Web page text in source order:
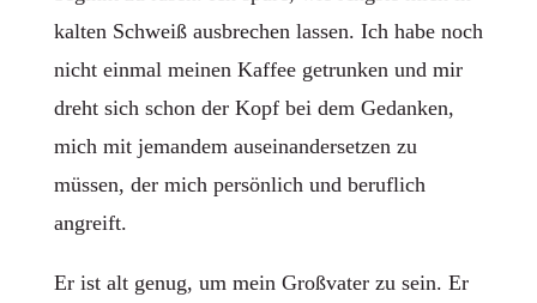
kalten Schweiß ausbrechen lassen. Ich habe noch
nicht einmal meinen Kaffee getrunken und mir
dreht sich schon der Kopf bei dem Gedanken,
mich mit jemandem auseinandersetzen zu
müssen, der mich persönlich und beruflich
angreift.
Er ist alt genug, um mein Großvater zu sein. Er